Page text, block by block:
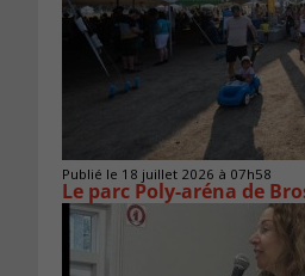
Publié le 18 juillet 2026 à 07h58
Le parc Poly-aréna de